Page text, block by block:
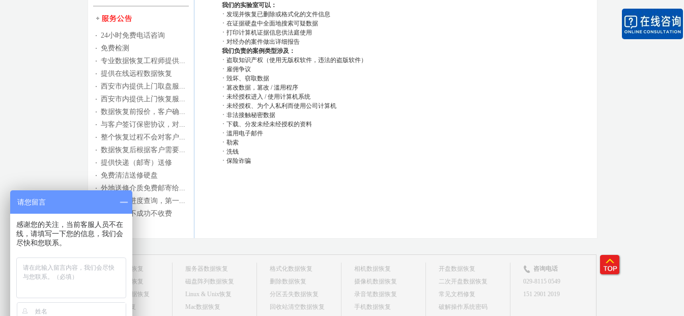
24小时免费电话咨询
免费检测
专业数据恢复工程师提供...
提供在线远程数据恢复
西安市内提供上门取盘服...
西安市内提供上门恢复服...
数据恢复前报价，客户确...
与客户签订保密协议，对...
整个恢复过程不会对客户...
数据恢复后根据客户需要...
提供快递（邮寄）送修
免费清洁送修硬盘
外地送修介质免费邮寄给...
网站修复进度查询，第一...
数据恢复不成功不收费
我们的实验室可以：
发现并恢复已删除或格式化的文件信息
在证据硬盘中全面地搜索可疑数据
打印计算机证据信息供法庭使用
对经办的案件做出详细报告
我们负责的案例类型涉及：
盗取知识产权（使用无版权软件，违法的盗版软件）
雇佣争议
毁坏、窃取数据
篡改数据，篡改 / 滥用程序
未经授权进入 / 使用计算机系统
未经授权、为个人私利而使用公司计算机
非法接触秘密数据
下载、分发未经未经授权的资料
滥用电子邮件
勒索
洗钱
保险诈骗
台式机数据恢复
笔记本数据恢复
移动硬盘数据恢复
U盘数据恢复
服务器数据恢复
磁盘阵列数据恢复
Linux & Unix恢复
Mac数据恢复
格式化数据恢复
删除数据恢复
分区丢失数据恢复
回收站清空数据恢复
相机数据恢复
摄像机数据恢复
录音笔数据恢复
手机数据恢复
开盘数据恢复
二次开盘数据恢复
常见文档修复
破解操作系统密码
咨询电话
029-8115 0549
151 2901 2019
请您留言
感谢您的关注，当前客服人员不在
线，请填写一下您的信息，我们会
尽快和您联系。